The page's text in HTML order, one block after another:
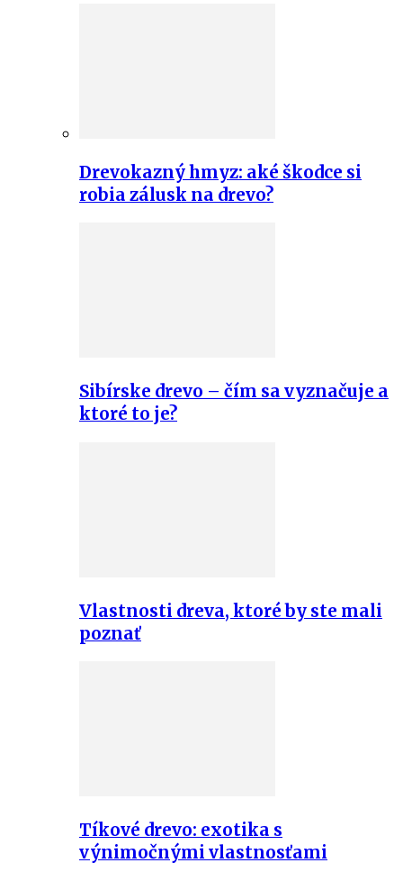
Drevokazný hmyz: aké škodce si
robia zálusk na drevo?
Sibírske drevo – čím sa vyznačuje a
ktoré to je?
Vlastnosti dreva, ktoré by ste mali
poznať
Tíkové drevo: exotika s
výnimočnými vlastnosťami